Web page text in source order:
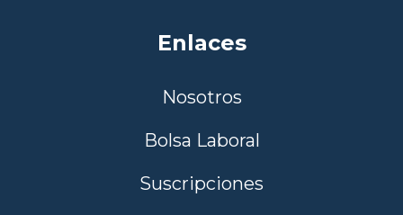
Enlaces
Nosotros
Bolsa Laboral
Suscripciones